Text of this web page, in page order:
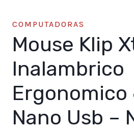
COMPUTADORAS
Mouse Klip
Inalambrico
Ergonomico
Nano Usb –